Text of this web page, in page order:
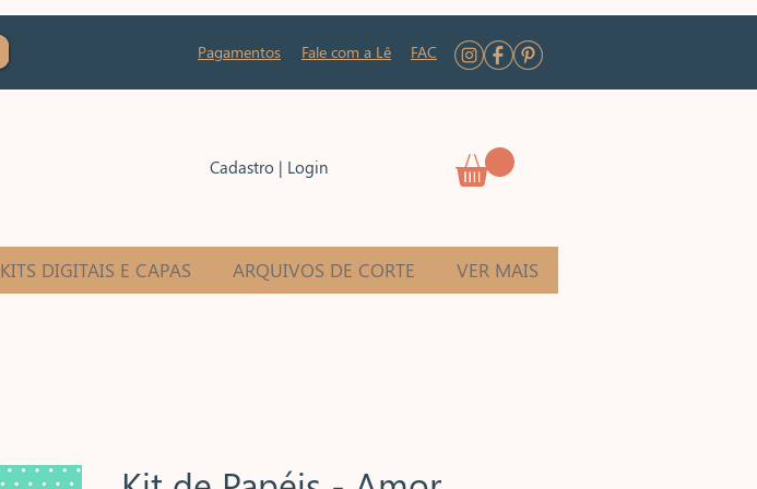
Pagamentos Fale com a Lê FAC
Cadastro | Login
KITS DIGITAIS E CAPAS ARQUIVOS DE CORTE VER MAIS